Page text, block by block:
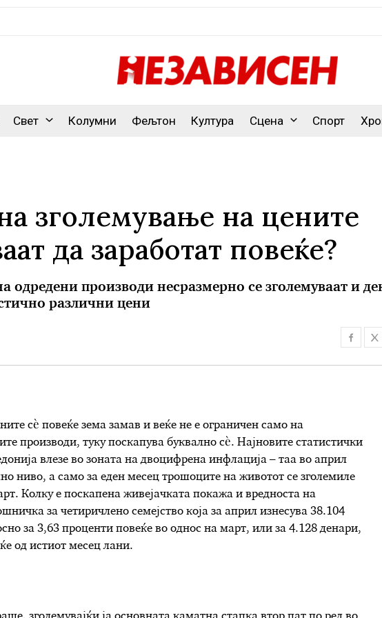
Свет Колумни Фељтон Култура Сцена Спорт
зголемување на цените
да заработат повеќе?
одредени производи несразмерно се зголемуваат и
различни цени
сѐ повеќе зема замав и веќе не е ограничен само на
производи, туку поскапува буквално сѐ. Најновите статистички
влезе во зоната на двоцифрена инфлација – таа во април
ниво, а само за еден месец трошоците на животот се зголемиле
Колку е поскапена живејачката покажа и вредноста на
за четиричлено семејство која за април изнесува 38.104
за 3,63 проценти повеќе во однос на март, или за 4.128 денари,
од истиот месец лани.